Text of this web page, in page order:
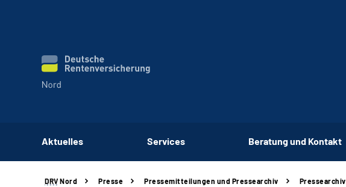
Aktuelles Services Beratung und Kontakt
DRV Nord Presse Pressemitteilungen und Pressearchiv Pressearchiv